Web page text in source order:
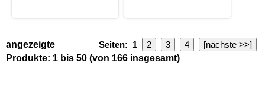
Seiten: 1 2 3 4 [nächste >>]
angezeigte
Produkte: 1 bis 50 (von 166 insgesamt)